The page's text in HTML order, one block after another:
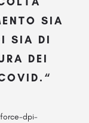
SIA
SIA DI
DEI
dpi-